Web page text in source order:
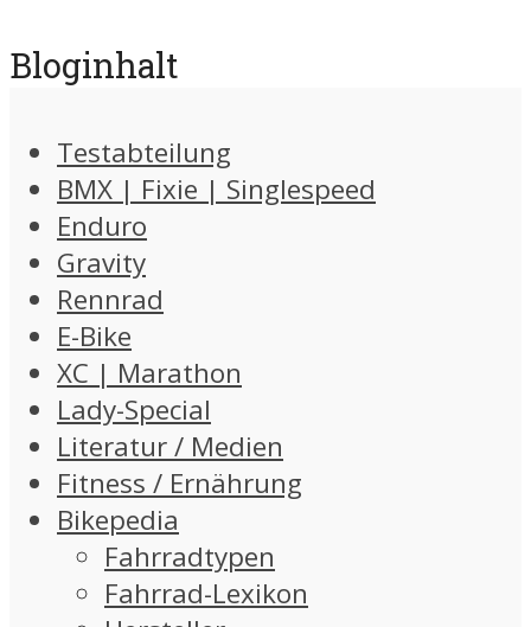
Bloginhalt
Testabteilung
BMX | Fixie | Singlespeed
Enduro
Gravity
Rennrad
E-Bike
XC | Marathon
Lady-Special
Literatur / Medien
Fitness / Ernährung
Bikepedia
Fahrradtypen
Fahrrad-Lexikon